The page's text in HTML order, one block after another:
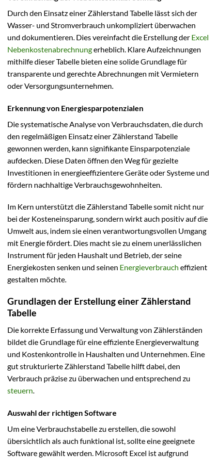
Durch den Einsatz einer Zählerstand Tabelle lässt sich der
Wasser- und Stromverbrauch unkompliziert überwachen
und dokumentieren. Dies vereinfacht die Erstellung der Excel
Nebenkostenabrechnungerheblich. Klare Aufzeichnungen
mithilfe dieser Tabelle bieten eine solide Grundlage für
transparente und gerechte Abrechnungen mit Vermietern
oder Versorgungsunternehmen.
Erkennung von Energiesparpotenzialen
Die systematische Analyse von Verbrauchsdaten, die durch
den regelmäßigen Einsatz einer Zählerstand Tabelle
gewonnen werden, kann signifikante Einsparpotenziale
aufdecken. Diese Daten öffnen den Weg für gezielte
Investitionen in energieeffizientere Geräte oder Systeme und
fördern nachhaltige Verbrauchsgewohnheiten.
Im Kern unterstützt die Zählerstand Tabelle somit nicht nur
bei der Kosteneinsparung, sondern wirkt auch positiv auf die
Umwelt aus, indem sie einen verantwortungsvollen Umgang
mit Energie fördert. Dies macht sie zu einem unerlässlichen
Instrument für jeden Haushalt und Betrieb, der seine
Energiekosten senken und seinen Energieverbrauch effizient
gestalten möchte.
Grundlagen der Erstellung einer Zählerstand
Tabelle
Die korrekte Erfassung und Verwaltung von Zählerständen
bildet die Grundlage für eine effiziente Energieverwaltung
und Kostenkontrolle in Haushalten und Unternehmen. Eine
gut strukturierte Zählerstand Tabelle hilft dabei, den
Verbrauch präzise zu überwachen und entsprechend zu
steuern.
Auswahl der richtigen Software
Um eine Verbrauchstabelle zu erstellen, die sowohl
übersichtlich als auch funktional ist, sollte eine geeignete
Software gewählt werden. Microsoft Excel ist aufgrund